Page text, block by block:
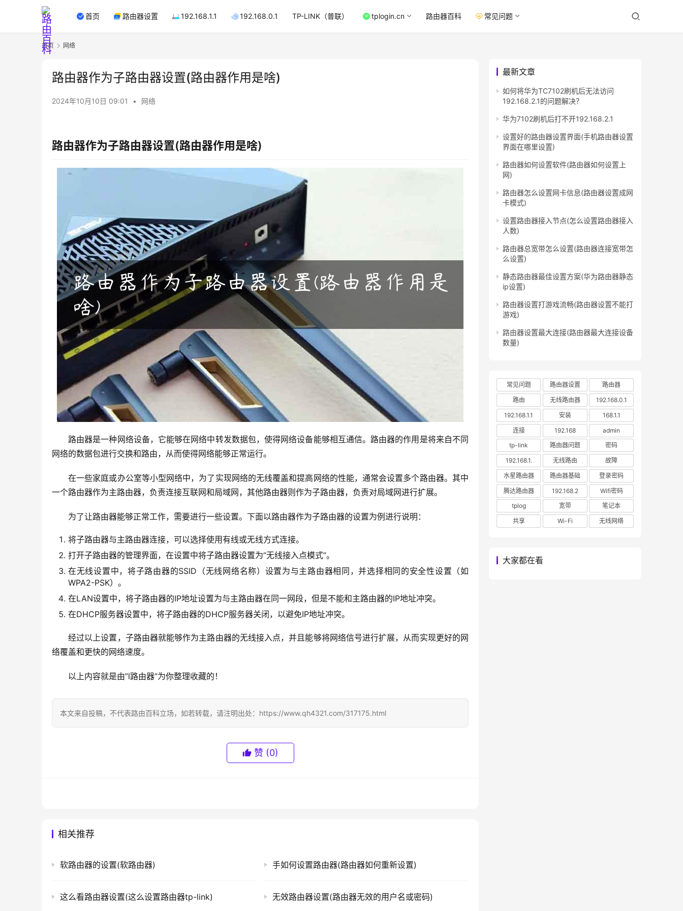
首页 路由器设置 192.168.1.1 192.168.0.1 TP-LINK（普联） tplogin.cn 路由器百科 常见问题
首页 网络
路由器作为子路由器设置(路由器作用是啥)
2024年10月10日 09:01 • 网络
路由器作为子路由器设置(路由器作用是啥)
路由器是一种网络设备，它能够在网络中转发数据包，使得网络设备能够相互通信。路由器的作用是将来自不同
网络的数据包进行交换和路由，从而使得网络能够正常运行。
在一些家庭或办公室等小型网络中，为了实现网络的无线覆盖和提高网络的性能，通常会设置多个路由器。其中
一个路由器作为主路由器，负责连接互联网和局域网，其他路由器则作为子路由器，负责对局域网进行扩展。
为了让路由器能够正常工作，需要进行一些设置。下面以路由器作为子路由器的设置为例进行说明：
将子路由器与主路由器连接，可以选择使用有线或无线方式连接。
打开子路由器的管理界面，在设置中将子路由器设置为“无线接入点模式”。
在无线设置中，将子路由器的SSID（无线网络名称）设置为与主路由器相同，并选择相同的安全性设置（如
WPA2-PSK）。
在LAN设置中，将子路由器的IP地址设置为与主路由器在同一网段，但是不能和主路由器的IP地址冲突。
在DHCP服务器设置中，将子路由器的DHCP服务器关闭，以避免IP地址冲突。
经过以上设置，子路由器就能够作为主路由器的无线接入点，并且能够将网络信号进行扩展，从而实现更好的网
络覆盖和更快的网络速度。
以上内容就是由”l路由器”为你整理收藏的！
本文来自投稿，不代表路由百科立场，如若转载，请注明出处：https://www.qh4321.com/317175.html
赞 (0)
相关推荐
软路由器的设置(软路由器) 手如何设置路由器(路由器如何重新设置)
这么看路由器设置(这么设置路由器tp-link) 无效路由器设置(路由器无效的用户名或密码)
最新文章
如何将华为TC7102刷机后无法访问
192.168.2.1的问题解决？
华为7102刷机后打不开192.168.2.1
设置好的路由器设置界面(手机路由器设置
界面在哪里设置)
路由器如何设置软件(路由器如何设置上
网)
路由器怎么设置网卡信息(路由器设置成网
卡模式)
设置路由器接入节点(怎么设置路由器接入
人数)
路由器总宽带怎么设置(路由器连接宽带怎
么设置)
静态路由器最佳设置方案(华为路由器静态
ip设置)
路由器设置打游戏流畅(路由器设置不能打
游戏)
路由器设置最大连接(路由器最大连接设备
数量)
常见问题 路由器设置
路由器
路由
无线路由器
192.168.0.1
192.168.1.1
安装
168.1.1
连接
192.168
admin
tp-link
路由器问题
密码
192.168.1.
无线路由
故障
水星路由器
路由器基础
登录密码
腾达路由器
192.168.2
Wifi密码
tplog
宽带
笔记本
共享
Wi-Fi 无线网络
大家都在看